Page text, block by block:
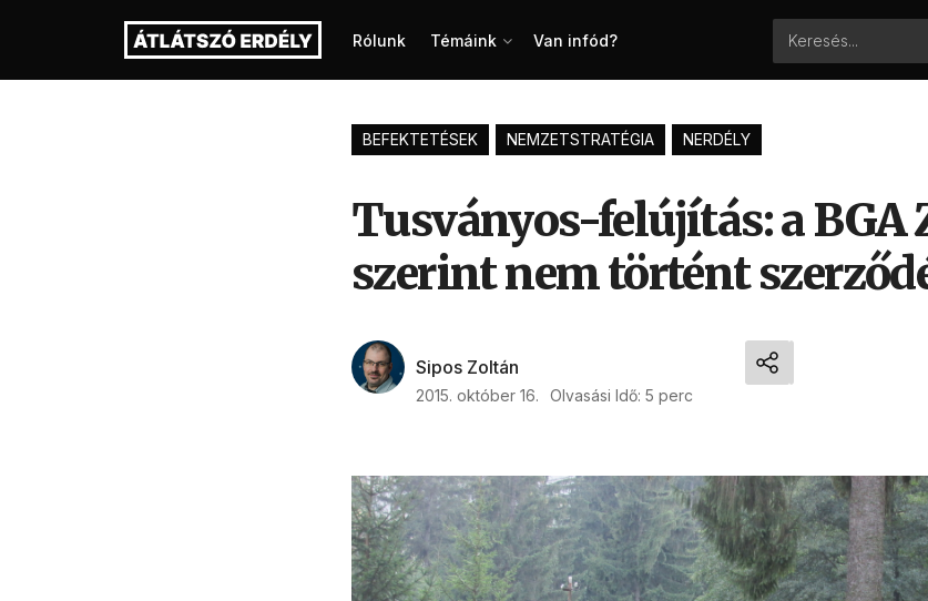
Rólunk Témáink Van infód?
BEFEKTETÉSEK NEMZETSTRATÉGIA NERDÉLY
Tusványos-felújítás: a BGA
szerint nem történt
Sipos Zoltán
2015. október 16. Olvasási Idő: 5 perc